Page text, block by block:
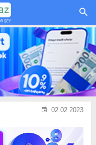
02.02.2023